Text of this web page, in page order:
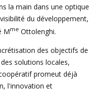
la main dans une optique
du développement,
Mme Ottolenghi.
des objectifs de
solutions locales,
promeut déjà
l'innovation et